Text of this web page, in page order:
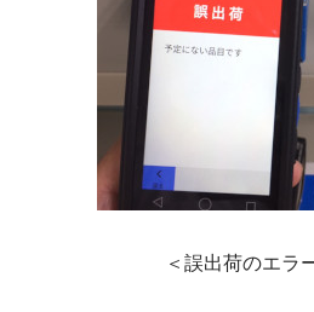
＜誤出荷のエラ